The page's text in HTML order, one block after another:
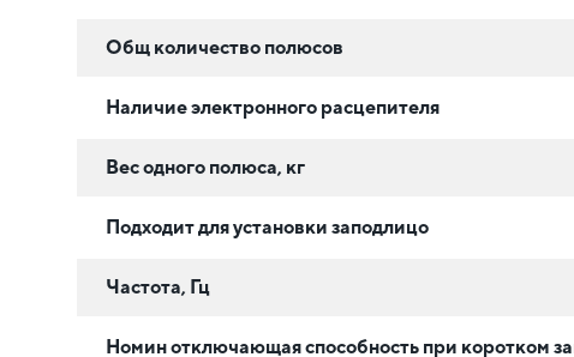
Общ количество полюсов
Наличие электронного расцепителя
Вес одного полюса, кг
Подходит для установки заподлицо
Частота, Гц
Номин отключающая способность при коротком